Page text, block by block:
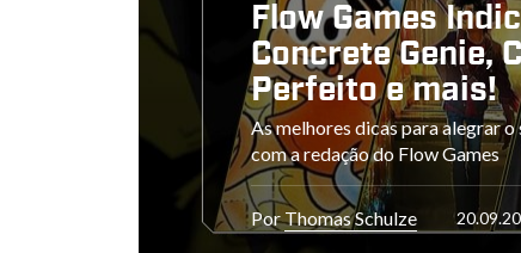
Flow Games
Concrete Genie,
Perfeito e mais!
As melhores dicas para alegrar o
com a redação do Flow Games
PorThomas Schulze